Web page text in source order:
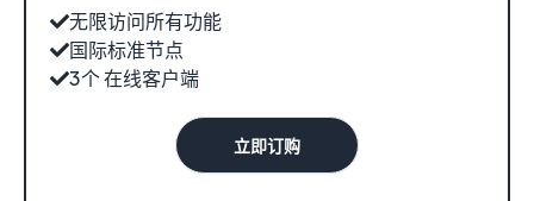
无限访问所有功能
国际标准节点
3个 在线客户端
立即订购